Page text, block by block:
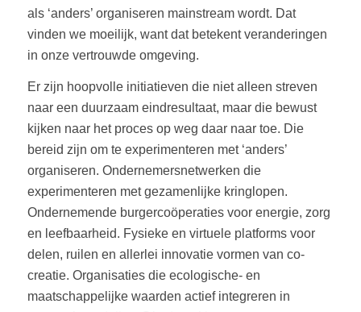
als ‘anders’ organiseren mainstream wordt. Dat
vinden we moeilijk, want dat betekent veranderingen
in onze vertrouwde omgeving.
Er zijn hoopvolle initiatieven die niet alleen streven
naar een duurzaam eindresultaat, maar die bewust
kijken naar het proces op weg daar naar toe. Die
bereid zijn om te experimenteren met ‘anders’
organiseren. Ondernemersnetwerken die
experimenteren met gezamenlijke kringlopen.
Ondernemende burgercoöperaties voor energie, zorg
en leefbaarheid. Fysieke en virtuele platforms voor
delen, ruilen en allerlei innovatie vormen van co-
creatie. Organisaties die ecologische- en
maatschappelijke waarden actief integreren in